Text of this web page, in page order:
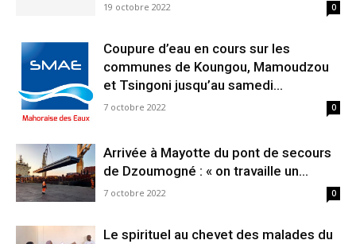
19 octobre 2022 0
Coupure d’eau en cours sur les
communes de Koungou, Mamoudzou
et Tsingoni jusqu’au samedi...
7 octobre 2022 0
Arrivée à Mayotte du pont de secours
de Dzoumogné : « on travaille un...
7 octobre 2022 0
Le spirituel au chevet des malades du